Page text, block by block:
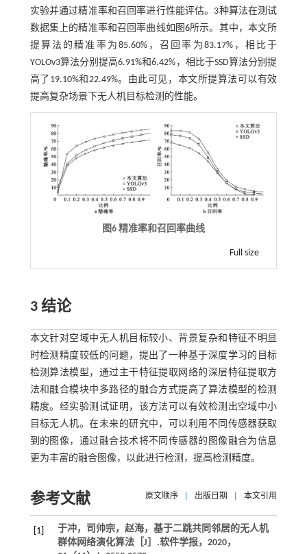
实验并通过精准率和召回率进行性能评估。3种算法在测试
数据集上的精准率和召回率曲线如 图6所示。其中，本文所
提算法的精准率为85.60%，召回率为83.17%，相比于
YOLOv3算法分别提高6.91%和6.42%，相比于SSD算法分别提
高了19.10%和22.49%。由此可见，本文所提算法可以有效
提高复杂场景下无人机目标检测的性能。
图6 精准率和召回率曲线
Full size
3 结论
本文针对空域中无人机目标较小、背景复杂和特征不明显
时检测精度较低的问题，提出了一种基于深度学习的目标
检测算法模型，通过主干特征提取网络的深层特征提取方
法和融合模块中多路径的融合方式提高了算法模型的检测
精度。经实验测试证明，该方法可以有效检测出空域中小
目标无人机。在未来的研究中，可以利用不同传感器获取
到的图像，通过融合技术将不同传感器的图像融合为信息
更为丰富的融合图像，以此进行检测，提高检测精度。
参考文献 原文顺序 出版日期 本文引用
[1]
于冲，司帅宗，赵海，基于二跳共同邻居的无人机
群体网络演化算法［J］.软件学报， 2020，